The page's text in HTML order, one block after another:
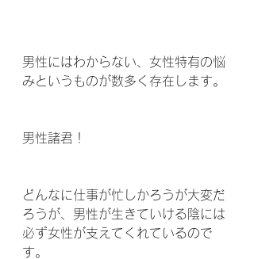
男性にはわからない、女性特有の悩
みというものが数多く存在します。
男性諸君！
どんなに仕事が忙しかろうが大変だ
ろうが、男性が生きていける陰には
必ず女性が支えてくれているので
す。